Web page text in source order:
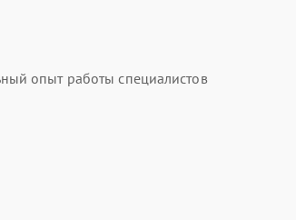
опыт работы специалистов